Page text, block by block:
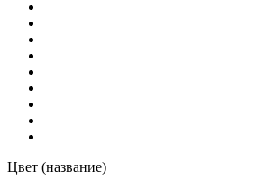
Цвет (название)